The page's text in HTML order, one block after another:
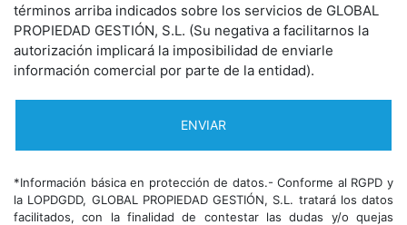
términos arriba indicados sobre los servicios de GLOBAL
PROPIEDAD GESTIÓN, S.L. (Su negativa a facilitarnos la
autorización implicará la imposibilidad de enviarle
información comercial por parte de la entidad).
*Información básica en protección de datos.- Conforme al RGPD y
la LOPDGDD, GLOBAL PROPIEDAD GESTIÓN, S.L. tratará los datos
facilitados, con la finalidad de contestar las dudas y/o quejas